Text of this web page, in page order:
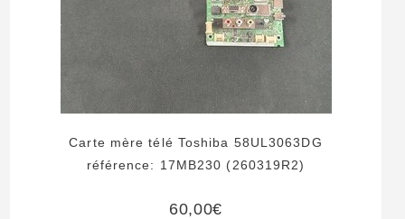
Carte mère télé Toshiba 58UL3063DG
référence: 17MB230 (260319R2)
60,00€